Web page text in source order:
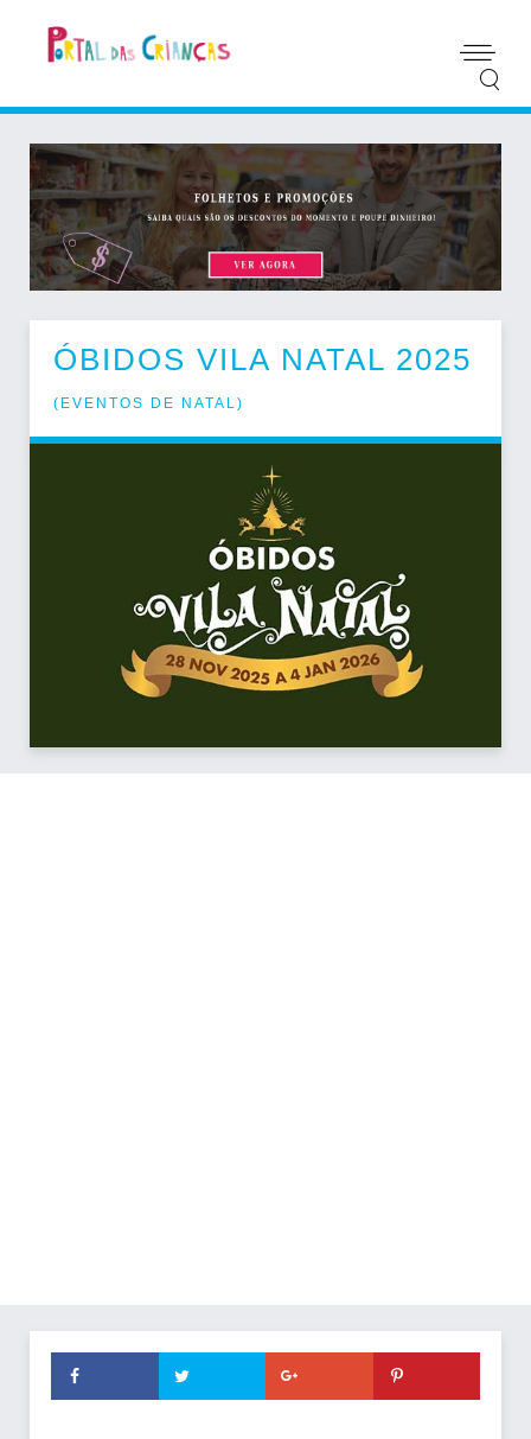
ÓBIDOS VILA NATAL 2025
( EVENTOS DE NATAL)